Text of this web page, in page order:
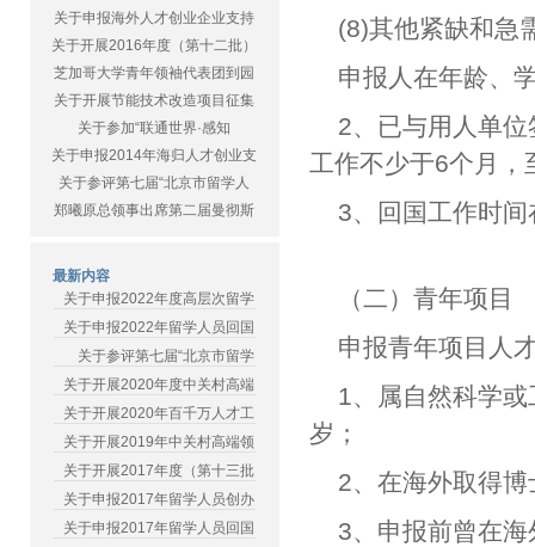
关于申报海外人才创业企业支持
关于开展2016年度（第十二批）
芝加哥大学青年领袖代表团到园
关于开展节能技术改造项目征集
关于参加“联通世界·感知
关于申报2014年海归人才创业支
关于参评第七届“北京市留学人
郑曦原总领事出席第二届曼彻斯
最新内容
关于申报2022年度高层次留学
关于申报2022年留学人员回国
关于参评第七届“北京市留学
关于开展2020年度中关村高端
关于开展2020年百千万人才工
关于开展2019年中关村高端领
关于开展2017年度（第十三批
关于申报2017年留学人员创办
关于申报2017年留学人员回国
(8)其他紧缺和急
申报人在年龄、
2、已与用人单
工作不少于6个月，
3、回国工作时
（二）青年项目
申报青年项目人
1、属自然科学
岁；
2、在海外取得
3、申报前曾在